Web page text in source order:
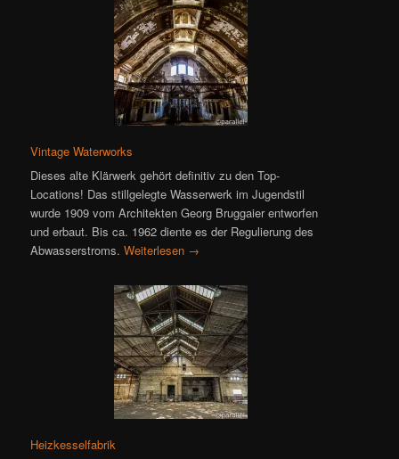
Vintage Waterworks
Dieses alte Klärwerk gehört definitiv zu den Top-
Locations! Das stillgelegte Wasserwerk im Jugendstil
wurde 1909 vom Architekten Georg Bruggaier entworfen
und erbaut. Bis ca. 1962 diente es der Regulierung des
Abwasserstroms.Weiterlesen →
Heizkesselfabrik